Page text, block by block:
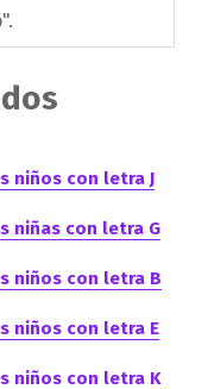
niños con letra J
niñas con letra G
niños con letra B
niños con letra E
niños con letra K